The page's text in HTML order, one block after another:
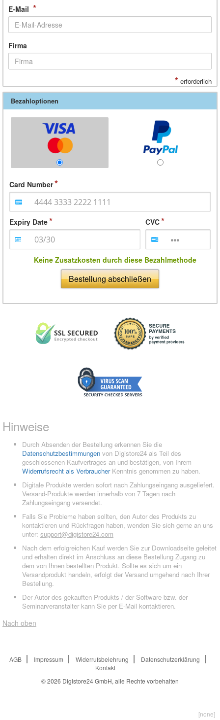
E-Mail *
Firma
* erforderlich
Bezahloptionen
Card Number
Expiry Date CVC
Keine Zusatzkosten durch diese Bezahlmethode
Bestellung abschließen
Hinweise
Durch Absenden der Bestellung erkennen Sie die
Datenschutzbestimmungen von Digistore24 als Teil des
geschlossenen Kaufvertrages an und bestätigen, von Ihrem
Widerrufsrecht als VerbraucherKenntnis genommen zu haben.
Digitale Produkte werden sofort nach Zahlungseingang ausgeliefert.
Versand-Produkte werden innerhalb von 7 Tagen nach
Zahlungseingang versendet.
Falls Sie Probleme haben sollten, den Autor des Produkts zu
kontaktieren und Rückfragen haben, wenden Sie sich gerne an uns
unter: support@digistore24.com
Nach dem erfolgreichen Kauf werden Sie zur Downloadseite geleitet
und erhalten direkt im Anschluss an diese Bestellung Zugang zu
dem von Ihnen bestellten Produkt. Sollte es sich um ein
Versandprodukt handeln, erfolgt der Versand umgehend nach Ihrer
Bestellung.
Der Autor des gekauften Produkts / der Software bzw. der
Seminarveranstalter kann Sie per E-Mail kontaktieren.
Nach oben
AGB Impressum Widerrufsbelehrung
Datenschutzerklärung
Kontakt
© 2026 Digistore24 GmbH, alle Rechte vorbehalten
[none]